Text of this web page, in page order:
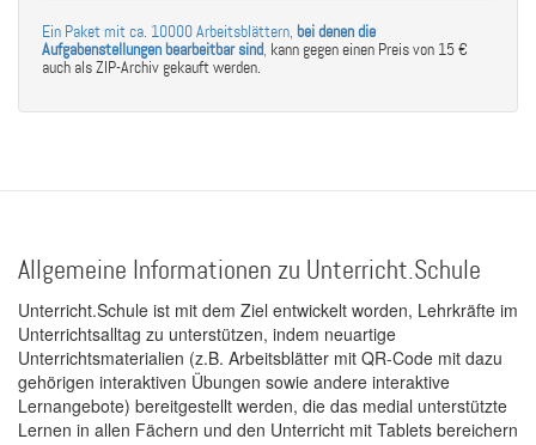
Ein Paket mit ca. 10000 Arbeitsblättern, bei denen die
Aufgabenstellungen bearbeitbar sind, kann gegen einen Preis von 15 €
auch als ZIP-Archiv gekauft werden.
Allgemeine Informationen zu Unterricht.Schule
Unterricht.Schule ist mit dem Ziel entwickelt worden, Lehrkräfte im
Unterrichtsalltag zu unterstützen, indem neuartige
Unterrichtsmaterialien (z.B. Arbeitsblätter mit QR-Code mit dazu
gehörigen interaktiven Übungen sowie andere interaktive
Lernangebote) bereitgestellt werden, die das medial unterstützte
Lernen in allen Fächern und den Unterricht mit Tablets bereichern